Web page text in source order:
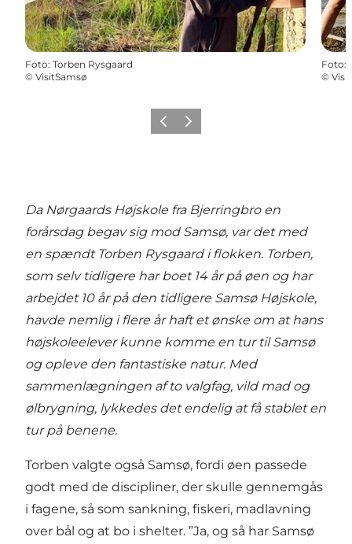
Foto: Torben Rysgaard
© VisitSamsø
Foto:
©
Vorige Volgende
Da Nørgaards Højskole fra Bjerringbro en
forårsdag begav sig mod Samsø, var det med
en spændt Torben Rysgaard i flokken. Torben,
som selv tidligere har boet 14 år på øen og har
arbejdet 10 år på den tidligere Samsø Højskole,
havde nemlig i flere år haft et ønske om at hans
højskoleelever kunne komme en tur til Samsø
og opleve den fantastiske natur. Med
sammenlægningen af to valgfag, vild mad og
ølbrygning, lykkedes det endelig at få stablet en
tur på benene.
Torben valgte også Samsø, fordi øen passede
godt med de discipliner, der skulle gennemgås
i fagene, så som sankning, fiskeri, madlavning
over bål og at bo i shelter. ”Ja, og så har Samsø